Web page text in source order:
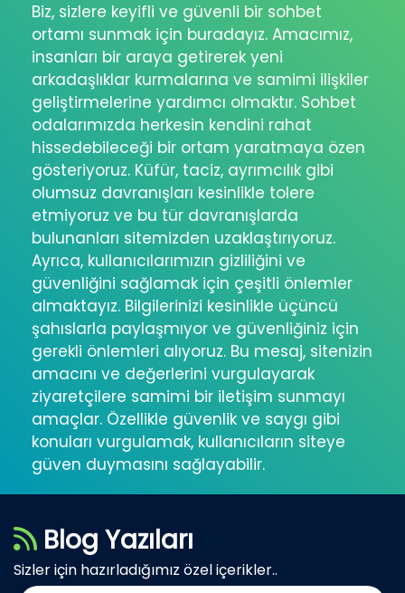
Biz, sizlere keyifli ve güvenli bir sohbet
ortamı sunmak için buradayız. Amacımız,
insanları bir araya getirerek yeni
arkadaşlıklar kurmalarına ve samimi ilişkiler
geliştirmelerine yardımcı olmaktır. Sohbet
odalarımızda herkesin kendini rahat
hissedebileceği bir ortam yaratmaya özen
gösteriyoruz. Küfür, taciz, ayrımcılık gibi
olumsuz davranışları kesinlikle tolere
etmiyoruz ve bu tür davranışlarda
bulunanları sitemizden uzaklaştırıyoruz.
Ayrıca, kullanıcılarımızın gizliliğini ve
güvenliğini sağlamak için çeşitli önlemler
almaktayız. Bilgilerinizi kesinlikle üçüncü
şahıslarla paylaşmıyor ve güvenliğiniz için
gerekli önlemleri alıyoruz. Bu mesaj, sitenizin
amacını ve değerlerini vurgulayarak
ziyaretçilere samimi bir iletişim sunmayı
amaçlar. Özellikle güvenlik ve saygı gibi
konuları vurgulamak, kullanıcıların siteye
güven duymasını sağlayabilir.
Blog Yazıları
Sizler için hazırladığımız özel içerikler..